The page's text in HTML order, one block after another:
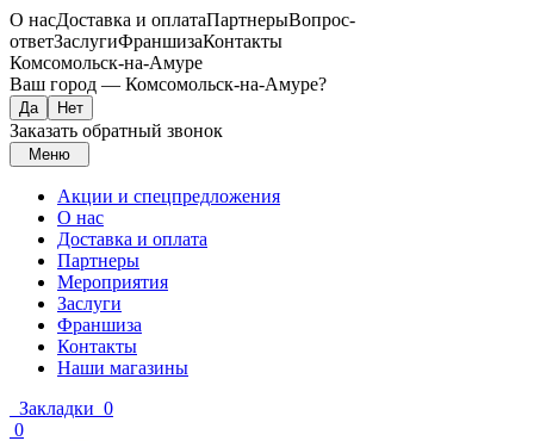
О насДоставка и оплатаПартнерыВопрос-
ответЗаслугиФраншизаКонтакты
Комсомольск-на-Амуре
Ваш город — Комсомольск-на-Амуре?
Заказать обратный звонок
Меню
Акции и спецпредложения
О нас
Доставка и оплата
Партнеры
Мероприятия
Заслуги
Франшиза
Контакты
Наши магазины
Закладки 0
0